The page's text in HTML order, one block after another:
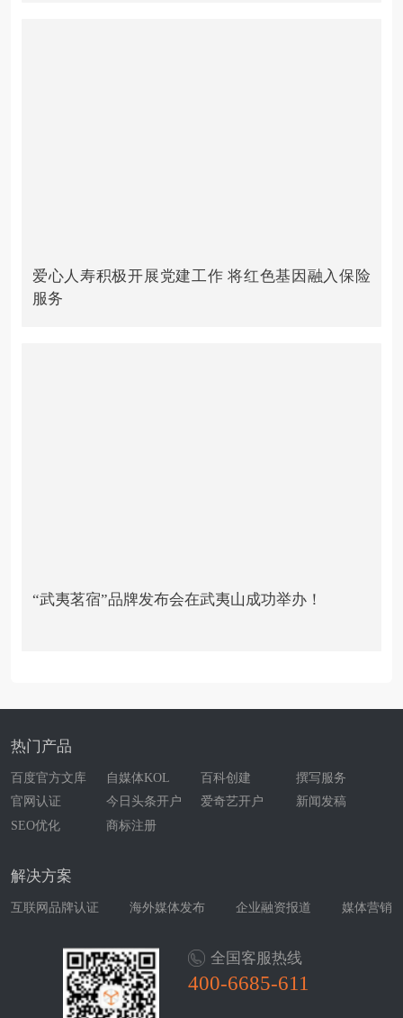
爱心人寿积极开展党建工作 将红色基因融入保险
服务
“武夷茗宿”品牌发布会在武夷山成功举办！
热门产品
百度官方文库 自媒体KOL 百科创建
撰写服务
官网认证
今日头条开户 爱奇艺开户
新闻发稿
SEO优化
商标注册
解决方案
互联网品牌认证 海外媒体发布 企业融资报道 媒体营销
全国客服热线
400-6685-611